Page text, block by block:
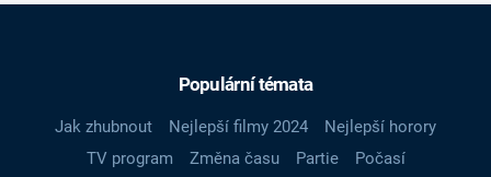
Populární témata
Jak zhubnout Nejlepší filmy 2024
Nejlepší horory
TV program
Změna času Partie
Počasí